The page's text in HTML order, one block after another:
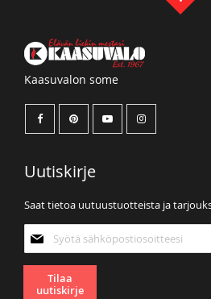
Kaasuvalon some
Uutiskirje
Saat tietoa uutuustuotteista ja
uutiskirjeemme:
Tilaa
uutiskirje